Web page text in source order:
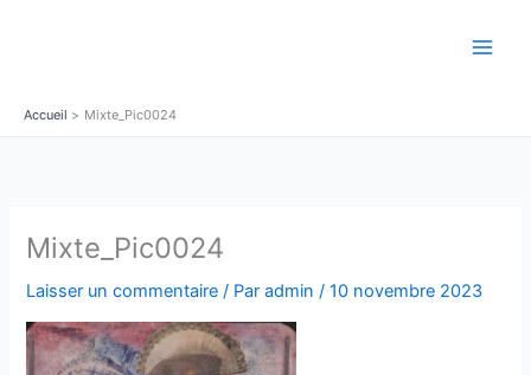
Accueil Mixte_Pic0024
Mixte_Pic0024
Laisser un commentaire / Paradmin/10 novembre 2023